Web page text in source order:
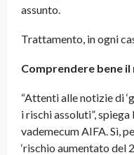
assunto.
Trattamento, in ogni
Comprendere bene il
“Attenti alle notizie di
i rischi assoluti”,
vademecum AIFA. Sì,
‘rischio aumentato del